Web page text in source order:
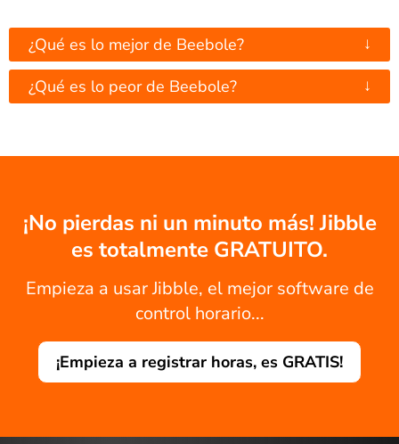
¿Qué es lo mejor de Beebole? ↓
¿Qué es lo peor de Beebole? ↓
¡No pierdas ni un minuto más! Jibble
es totalmente GRATUITO.
Empieza a usar Jibble, el mejor software de
control horario...
¡Empieza a registrar horas, es GRATIS!